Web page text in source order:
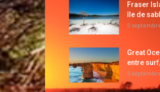
Fraser
île de
5
Great
entre
5